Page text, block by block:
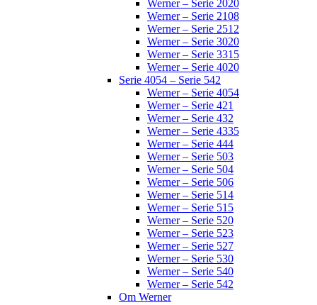
Werner – Serie 2020
Werner – Serie 2108
Werner – Serie 2512
Werner – Serie 3020
Werner – Serie 3315
Werner – Serie 4020
Serie 4054 – Serie 542
Werner – Serie 4054
Werner – Serie 421
Werner – Serie 432
Werner – Serie 4335
Werner – Serie 444
Werner – Serie 503
Werner – Serie 504
Werner – Serie 506
Werner – Serie 514
Werner – Serie 515
Werner – Serie 520
Werner – Serie 523
Werner – Serie 527
Werner – Serie 530
Werner – Serie 540
Werner – Serie 542
Om Werner